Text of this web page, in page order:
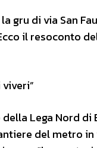
gru di via San
il resoconto
Lega Nord
del metro